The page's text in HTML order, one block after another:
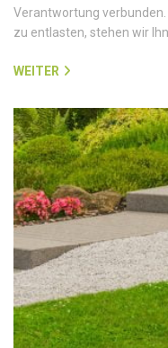
Verantwortung
zu entlasten, stehen wir
WEITER